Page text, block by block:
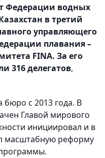
Федерации водных
в третий
управляющего
плавания –
FINA. За его
316 делегатов,
бюро с 2013 года. В
Главой мирового
инициировал и в
масштабную реформу